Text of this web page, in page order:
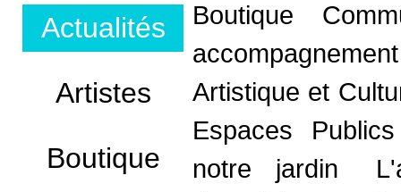
Actualités
Artistes
Boutique
Boutique
accompagnement
Artistique et
Espaces
notre jardin